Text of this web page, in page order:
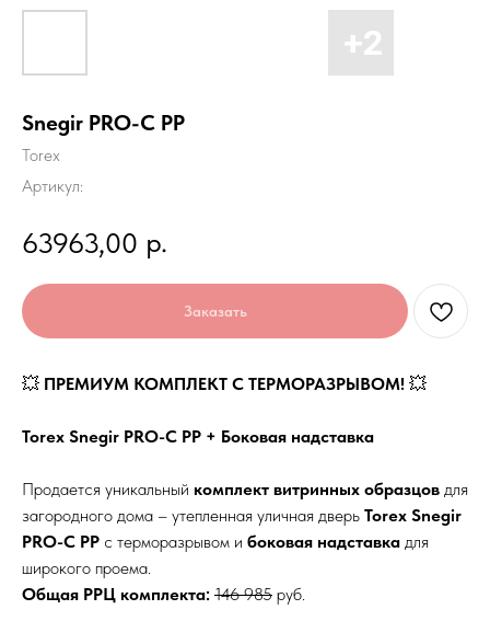
Snegir PRO-C PP
Torex
Артикул:
63963,00 р.
Заказать
💥 ПРЕМИУМ КОМПЛЕКТ С ТЕРМОРАЗРЫВОМ! 💥
Torex Snegir PRO-C PP + Боковая надставка
Продается уникальный комплект витринных образцов для
загородного дома – утепленная уличная дверь Torex Snegir
PRO-C PP с терморазрывом и боковая надставка для
широкого проема.
Общая РРЦ комплекта: 146 985 руб.